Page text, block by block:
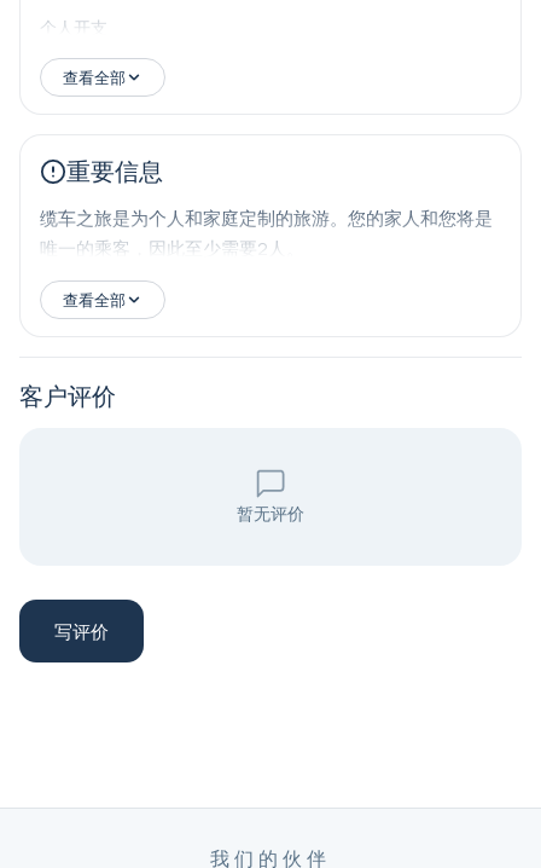
个人开支
查看全部
重要信息
缆车之旅是为个人和家庭定制的旅游。您的家人和您将是
唯一的乘客，因此至少需要2人。
查看全部
客户评价
暂无评价
写评价
我们的伙伴